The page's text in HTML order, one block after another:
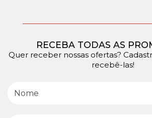
RECEBA TODAS AS
Quer receber nossas ofertas?
recebê-las!